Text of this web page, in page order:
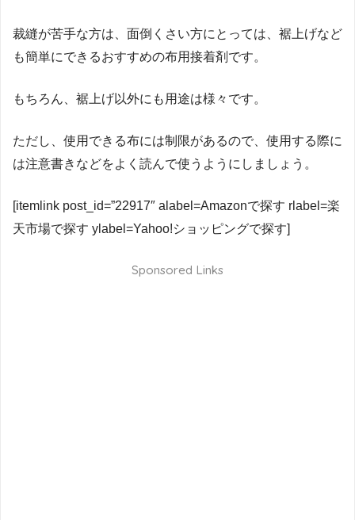
裁縫が苦手な方は、面倒くさい方にとっては、裾上げなど
も簡単にできるおすすめの布用接着剤です。
もちろん、裾上げ以外にも用途は様々です。
ただし、使用できる布には制限があるので、使用する際に
は注意書きなどをよく読んで使うようにしましょう。
[itemlink post_id=”22917″ alabel=Amazonで探す rlabel=楽
天市場で探す ylabel=Yahoo!ショッピングで探す]
Sponsored Links